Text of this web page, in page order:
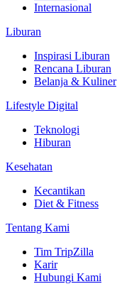
Internasional
Liburan
Inspirasi Liburan
Rencana Liburan
Belanja & Kuliner
Lifestyle Digital
Teknologi
Hiburan
Kesehatan
Kecantikan
Diet & Fitness
Tentang Kami
Tim TripZilla
Karir
Hubungi Kami